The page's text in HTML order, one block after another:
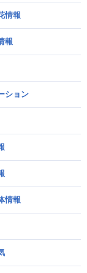
情報
報
ション
情報